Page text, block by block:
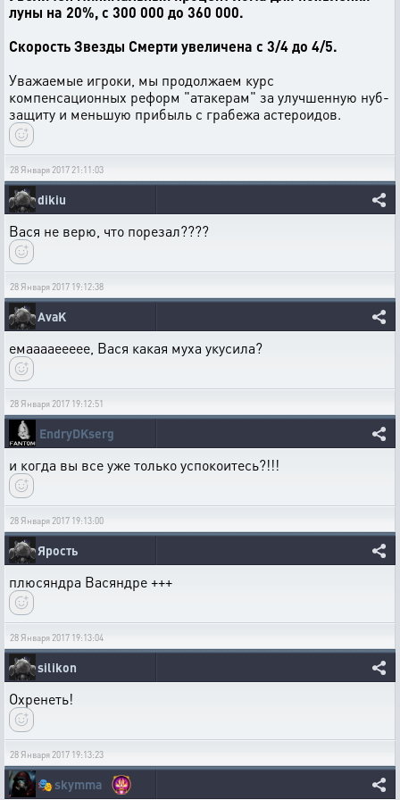
луны на 20%, с 300 000 до 360 000.
Скорость Звезды Смерти увеличена с 3/4 до 4/5.
Уважаемые игроки, мы продолжаем курс
компенсационных реформ "атакерам" за улучшенную нуб-
защиту и меньшую прибыль с грабежа астероидов.
28 Января 2017 21:11:03
dikiu
Вася не верю, что порезал????
28 Января 2017 19:12:38
AvaK
емааааеееее, Вася какая муха укусила?
28 Января 2017 19:12:51
EndryDKserg
и когда вы все уже только успокоитесь?!!!
28 Января 2017 19:13:00
Ярость
плюсяндра Васяндре +++
28 Января 2017 19:13:04
silikon
Охренеть!
28 Января 2017 19:13:23
🎭skymma